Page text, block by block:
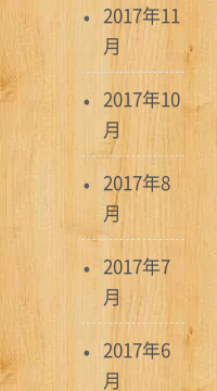
2017年11
月
2017年10
月
2017年8
月
2017年7
月
2017年6
月